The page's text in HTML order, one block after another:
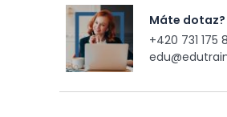
Máte dotaz?
+420 731 175